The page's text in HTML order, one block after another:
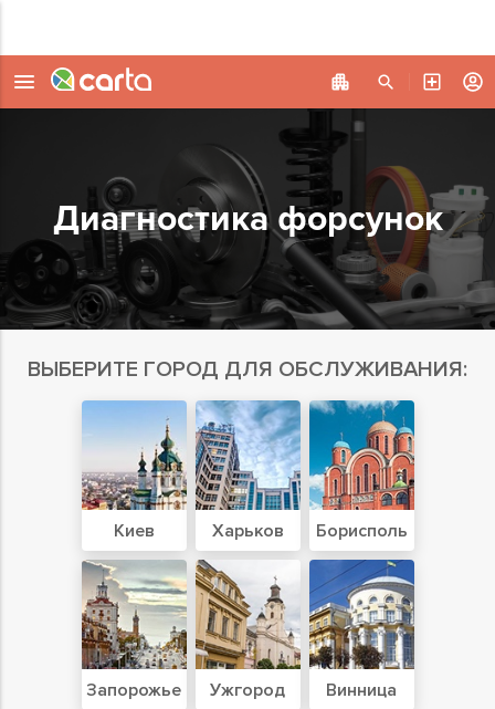
Диагностика форсунок
ВЫБЕРИТЕ ГОРОД ДЛЯ ОБСЛУЖИВАНИЯ:
Киев Харьков Борисполь
Запорожье Ужгород Винница